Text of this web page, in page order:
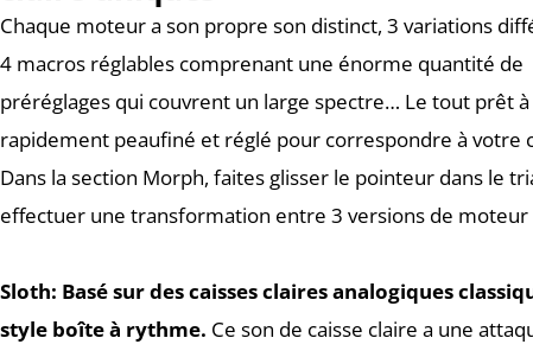
Chaque moteur a son propre son distinct, 3 variations
4 macros réglables comprenant une énorme quantité de
préréglages qui couvrent un large spectre… Le tout prêt
rapidement peaufiné et réglé pour correspondre à votre
Dans la section Morph, faites glisser le pointeur dans le
effectuer une transformation entre 3 versions de
Sloth: Basé sur des caisses claires analogiques
style boîte à rythme. Ce son de caisse claire a une